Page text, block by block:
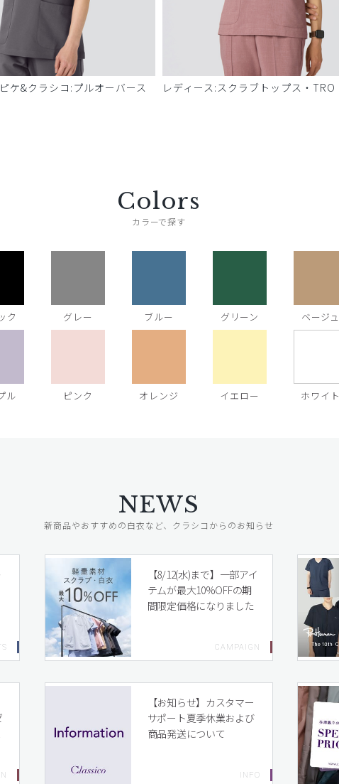
ケ&クラシコ:プルオーバース
レディース:スクラブトップス・TRO
Colors
カラーで探す
ク グレー ブルー グリーン ベージュ
ル ピンク オレンジ イエロー ホワイト
NEWS
新商品やおすすめの白衣など、クラシコからのお知らせ
【8/12(水)まで】一部アイ
テムが最大10%OFFの期
間限定価格になりました
【お知らせ】カスタマー
サポート夏季休業および
商品発送について